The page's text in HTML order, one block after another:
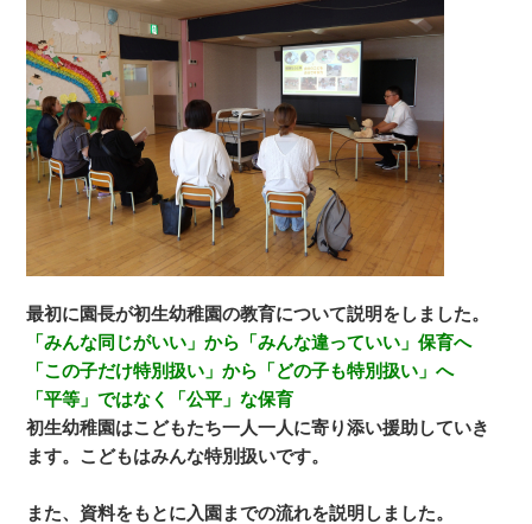
最初に園長が初生幼稚園の教育について説明をしました。
「みんな同じがいい」から「みんな違っていい」保育へ
「この子だけ特別扱い」から「どの子も特別扱い」へ
「平等」ではなく「公平」な保育
初生幼稚園はこどもたち一人一人に寄り添い援助していき
ます。こどもはみんな特別扱いです。
また、資料をもとに入園までの流れを説明しました。